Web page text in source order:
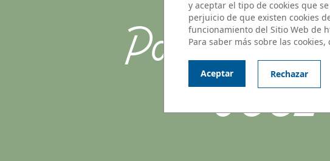
y aceptar el tipo de cookies que
perjuicio de que existen cookies
funcionamiento del Sitio Web de
Para saber más sobre las
Aceptar Rechazar